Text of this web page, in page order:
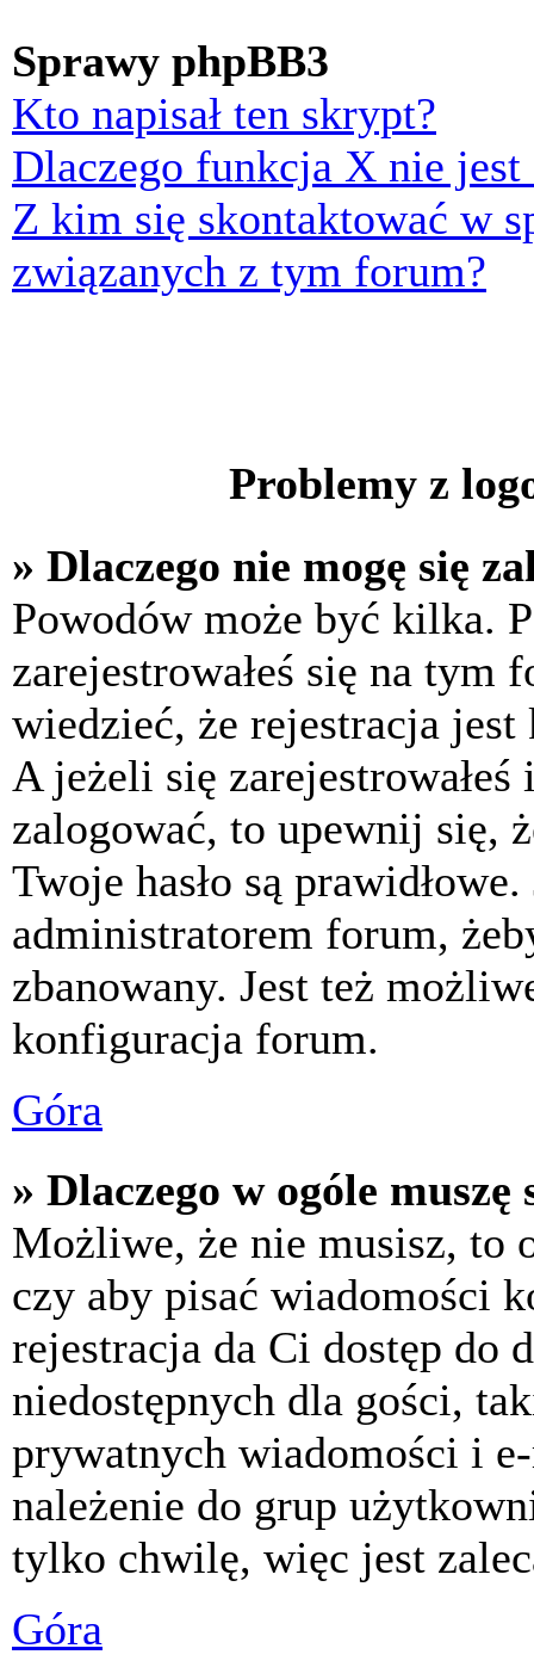
Sprawy phpBB3
Kto napisał ten skrypt?
Dlaczego funkcja X nie jest
Z kim się skontaktować w
związanych z tym forum?
Problemy z
» Dlaczego nie mogę się
Powodów może być kilka.
zarejestrowałeś się na tym
wiedzieć, że rejestracja
A jeżeli się
zalogować, to upewnij się,
Twoje hasło są
administratorem forum,
zbanowany. Jest też
konfiguracja forum.
Góra
» Dlaczego w ogóle
Możliwe, że nie musisz, to
czy aby pisać wiadomości
rejestracja da Ci dostęp do
niedostępnych dla gości,
prywatnych wiadomości i
należenie do grup
tylko chwilę, więc jest
Góra